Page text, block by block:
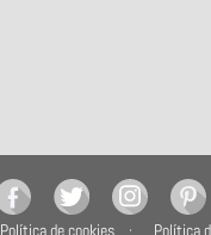
Política de cookies Política